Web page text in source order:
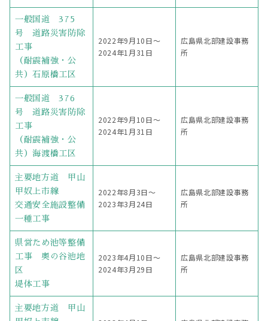
一般国道 375
号 道路災害防除
工事
（耐震補強・公
共）石原橋工区
2022年9月10日〜
2024年1月31日
広島県北部建設事務
所
一般国道 376
号 道路災害防除
工事
（耐震補強・公
共）海渡橋工区
2022年9月10日〜
2024年1月31日
広島県北部建設事務
所
主要地方道 甲山
甲奴上市線
交通安全施設整備
一種工事
2022年8月3日〜
2023年3月24日
広島県北部建設事務
所
県営ため池等整備
工事 奥の谷池地
区
堤体工事
2023年4月10日〜
2024年3月29日
広島県北部建設事務
所
主要地方道 甲山